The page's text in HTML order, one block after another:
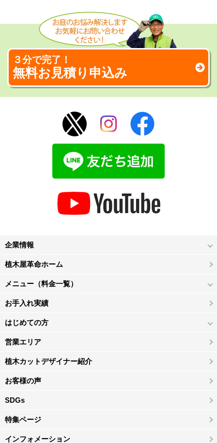
３分で完了！
無料お見積り申込み
企業情報
植木屋革命ホーム
メニュー（料金一覧）
お手入れ実績
はじめての方
営業エリア
植木カットデザイナー紹介
お客様の声
SDGs
特集ページ
インフォメーション